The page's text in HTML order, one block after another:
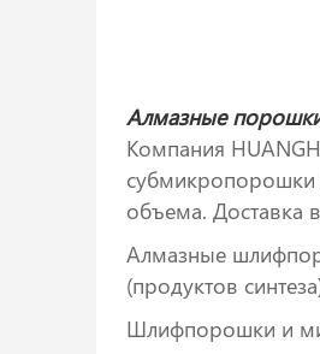
Алмазные
Компания
субмикропорошки
объема. Доставка
Алмазные
(продуктов
Шлифпорошки и